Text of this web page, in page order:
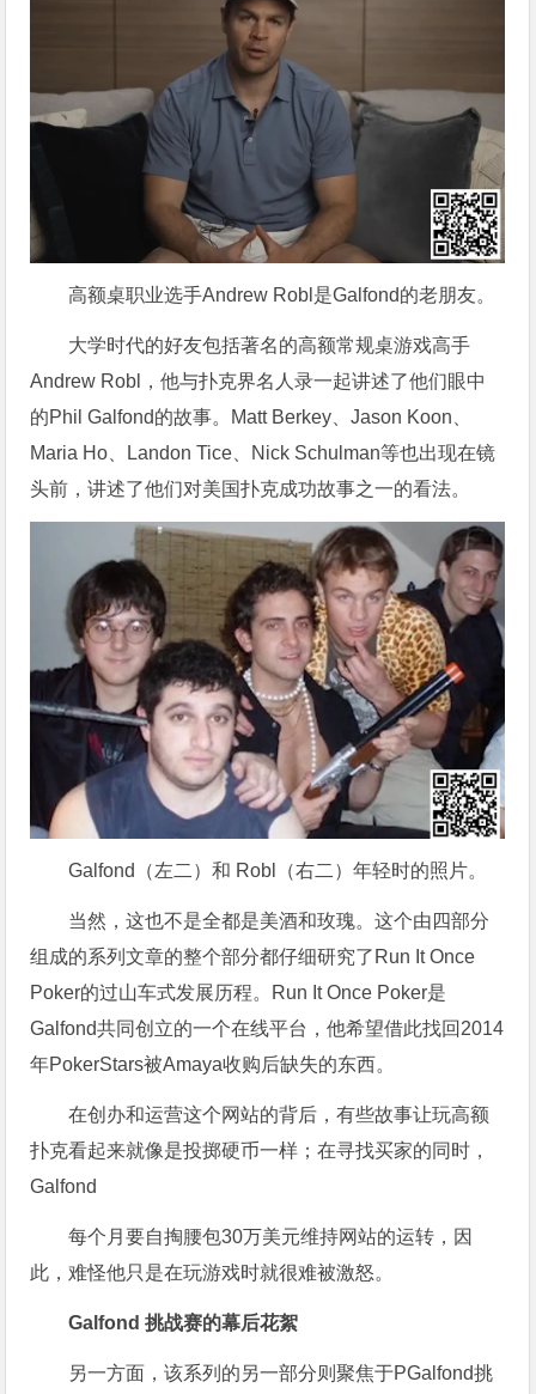
高额桌职业选手Andrew Robl是Galfond的老朋友。
大学时代的好友包括著名的高额常规桌游戏高手
Andrew Robl，他与扑克界名人录一起讲述了他们眼中
的Phil Galfond的故事。Matt Berkey、Jason Koon、
Maria Ho、Landon Tice、Nick Schulman等也出现在镜
头前，讲述了他们对美国扑克成功故事之一的看法。
Galfond（左二）和 Robl（右二）年轻时的照片。
当然，这也不是全都是美酒和玫瑰。这个由四部分
组成的系列文章的整个部分都仔细研究了Run It Once
Poker的过山车式发展历程。Run It Once Poker是
Galfond共同创立的一个在线平台，他希望借此找回2014
年PokerStars被Amaya收购后缺失的东西。
在创办和运营这个网站的背后，有些故事让玩高额
扑克看起来就像是投掷硬币一样；在寻找买家的同时，
Galfond
每个月要自掏腰包30万美元维持网站的运转，因
此，难怪他只是在玩游戏时就很难被激怒。
Galfond 挑战赛的幕后花絮
另一方面，该系列的另一部分则聚焦于PGalfond挑